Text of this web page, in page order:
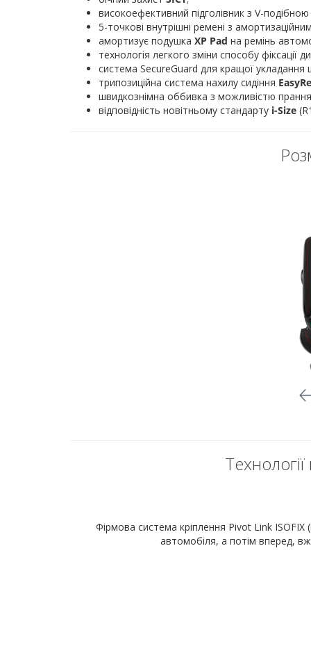
високоефективний підголівник з V-
5-точкові внутрішні ремені з
амортизує подушка XP Pad на ремінь
технологія легкого зміни способу фіксації
система SecureGuard для кращої
трипозиційна система нахилу сидіння
швидкознімна оббивка з можливістю
відповідність новітньому стандарту i-Size
Фірмова система кріплення Pivot Link ISOFIX
автомобіля, а потім вперед,